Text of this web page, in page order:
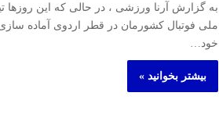
به گزارش آرنا ورزشی ، در حالی که این روزها
ملی فوتبال کشورمان در قطر اردوی آماده
خود…
بیشتر بخوانید »